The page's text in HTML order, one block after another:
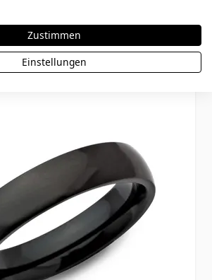
dir auch gefallen
Zustimmen
Einstellungen